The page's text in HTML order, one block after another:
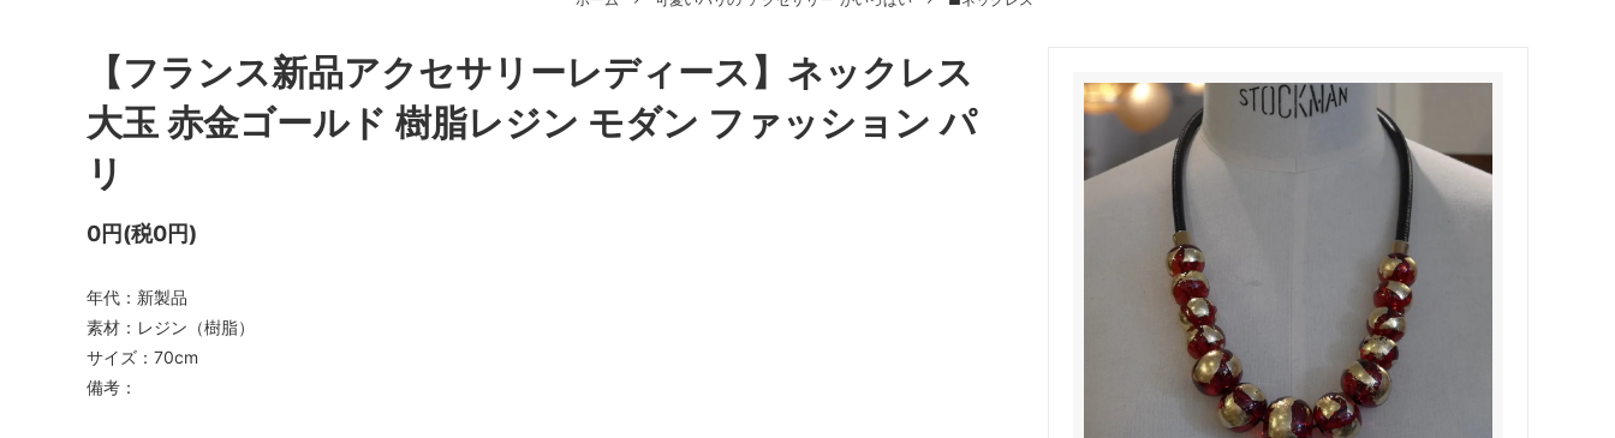
【フランス新品アクセサリーレディース】ネックレス
大玉 赤金ゴールド 樹脂レジン モダン ファッション パ
リ
0円(税0円)
年代：新製品
素材：レジン（樹脂）
サイズ：70cm
備考：